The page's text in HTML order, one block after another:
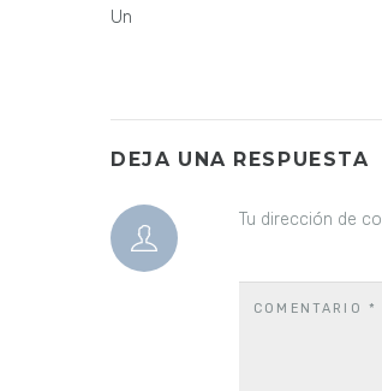
Un
DEJA UNA RESPUESTA
Tu dirección de
COMENTARIO *